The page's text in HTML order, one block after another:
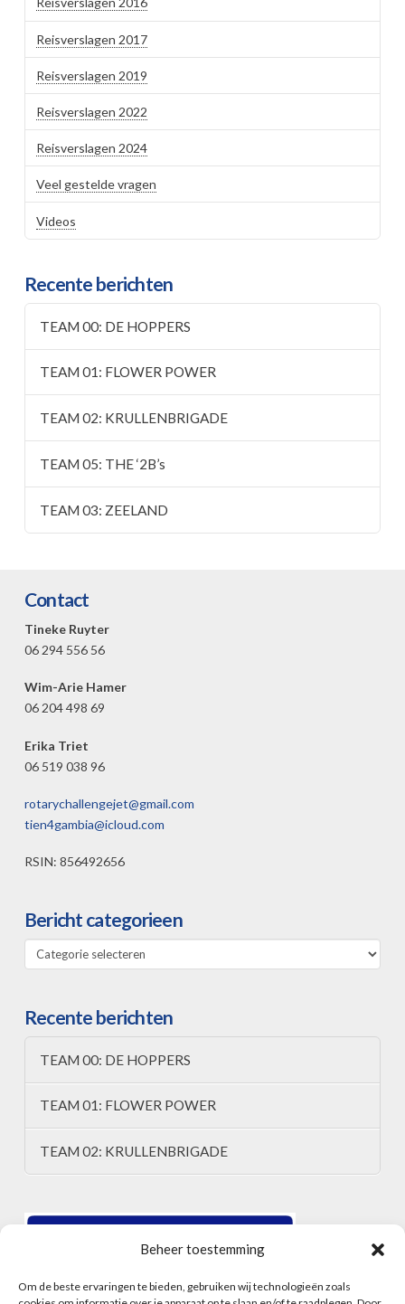
Beheer toestemming
Om de beste ervaringen te bieden, gebruiken wij technologieën zoals
Reisverslagen 2017
Reisverslagen 2019
Reisverslagen 2022
Reisverslagen 2024
Veel gestelde vragen
Videos
Recente berichten
TEAM 00: DE HOPPERS
TEAM 01: FLOWER POWER
TEAM 02: KRULLENBRIGADE
TEAM 05: THE ‘2B’s
TEAM 03: ZEELAND
Contact
Tineke Ruyter
06 294 556 56
Wim-Arie Hamer
06 204 498 69
Erika Triet
06 519 038 96
rotarychallengejet@gmail.com
tien4gambia@icloud.com
RSIN: 856492656
Bericht categorieen
Bericht
categorieen
Recente berichten
TEAM 00: DE HOPPERS
TEAM 01: FLOWER POWER
TEAM 02: KRULLENBRIGADE